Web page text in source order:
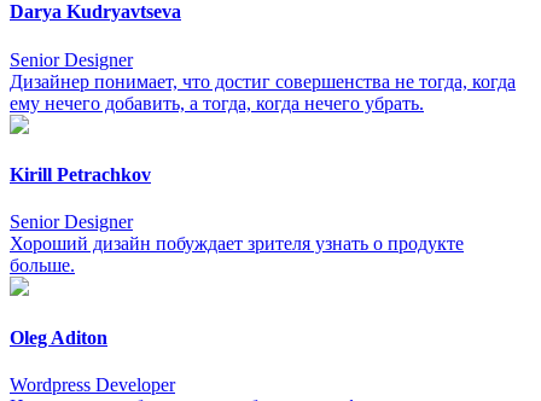
Darya Kudryavtseva
Senior Designer
Дизайнер понимает, что достиг совершенства не тогда, когда
ему нечего добавить, а тогда, когда нечего убрать.
Kirill Petrachkov
Senior Designer
Хороший дизайн побуждает зрителя узнать о продукте
больше.
Oleg Aditon
Wordpress Developer